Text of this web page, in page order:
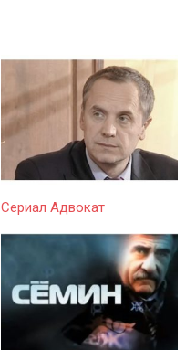
Сериал Адвокат